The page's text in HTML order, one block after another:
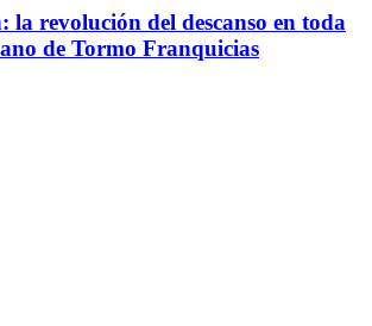
la revolución del descanso en toda
de Tormo Franquicias